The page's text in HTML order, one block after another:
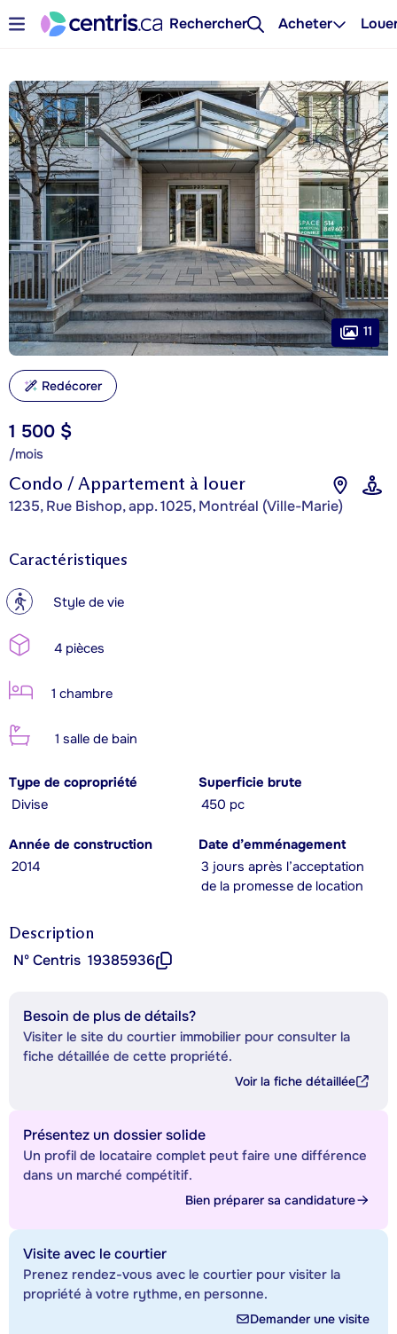
Rechercher Acheter
Condo / Appartement à louer
1235, Rue Bishop, app. 1025, Montréal (Ville-Marie)
1 500 $
/mois
11
Redécorer
Caractéristiques
? Style de vie
4 pièces
1 chambre
1 salle de bain
Type de copropriété
Divise
Superficie brute
450 pc
Année de construction
2014
Date d’emménagement
3 jours après l’acceptation
de la promesse de location
Description
Nº Centris 19385936
Besoin de plus de détails?
Visiter le site du courtier immobilier pour consulter la
fiche détaillée de cette propriété.
Voir la fiche détaillée
Présentez un dossier solide
Un profil de locataire complet peut faire une différence
dans un marché compétitif.
Bien préparer sa candidature
Visite avec le courtier
Prenez rendez-vous avec le courtier pour visiter la
propriété à votre rythme, en personne.
Demander une visite